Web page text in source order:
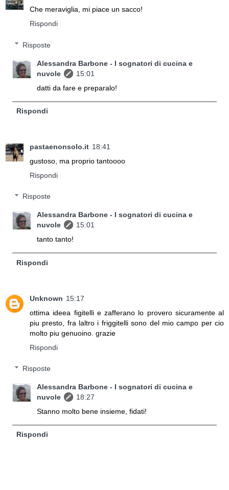
Che meraviglia, mi piace un sacco!
Rispondi
Risposte
Alessandra Barbone - I sognatori di cucina e
nuvole
15:01
datti da fare e preparalo!
Rispondi
pastaenonsolo.it 18:41
gustoso, ma proprio tantoooo
Rispondi
Risposte
Alessandra Barbone - I sognatori di cucina e
nuvole
15:01
tanto tanto!
Rispondi
Unknown 15:17
ottima ideea figitelli e zafferano lo provero sicuramente al
piu presto, fra laltro i friggitelli sono del mio campo per cio
molto piu genuoino. grazie
Rispondi
Risposte
Alessandra Barbone - I sognatori di cucina e
nuvole
18:27
Stanno molto bene insieme, fidati!
Rispondi